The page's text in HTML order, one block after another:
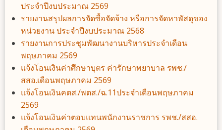
ประจำปีงบประมาณ 2569
รายงานสรุปผลการจัดซื้อจัดจ้าง หรือการจัดหาพัสดุของ
หน่วยงาน ประจำปีงบประมาณ 2568
รายงานการประชุมพัฒนางานบริหารประจำเดือน
พฤษภาคม 2569
แจ้งโอนเงินค่าศึกษาบุตร ค่ารักษาพยาบาล รพช./
สสอ.เดือนพฤษภาคม 2569
แจ้งโอนเงินคตส./พตส./ฉ.11ประจำเดือนพฤษภาคม
2569
แจ้งโอนเงินค่าตอบแทนพนักงานราชการ รพช./สสอ.